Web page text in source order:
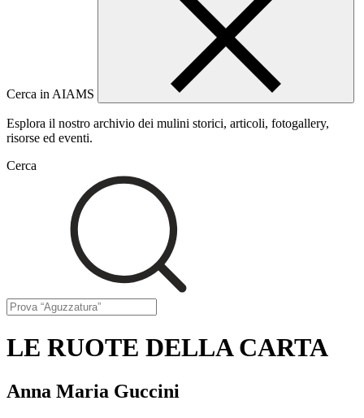
Cerca in AIAMS
Esplora il nostro archivio dei mulini storici, articoli, fotogallery,
risorse ed eventi.
Cerca
LE RUOTE DELLA CARTA
Anna Maria Guccini